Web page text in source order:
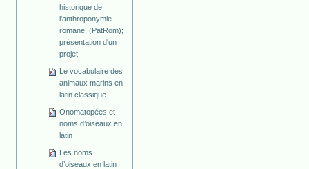
historique de
l'anthroponymie
romane: (PatRom);
présentation d'un
projet
Le vocabulaire des
animaux marins en
latin classique
Onomatopées et
noms d’oiseaux en
latin
Les noms
d’oiseaux en latin